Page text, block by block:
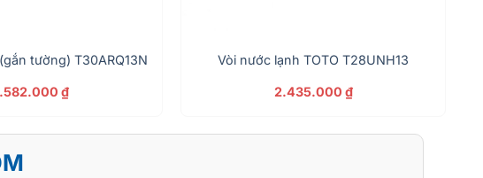
tường) T30ARQ13N
₫
Vòi nước lạnh TOTO T28UNH13
2.435.000 ₫